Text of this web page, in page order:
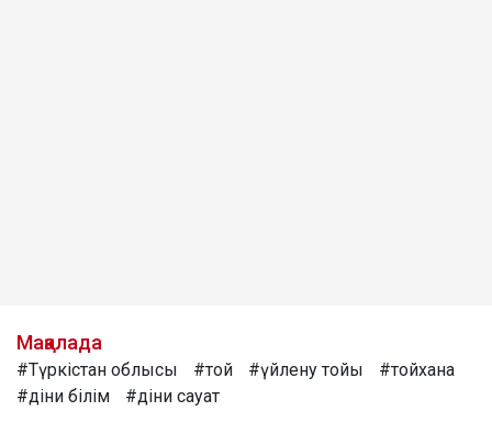
Мақалада
#Түркістан облысы #той #үйлену тойы
#тойхана
#діни білім
#діни сауат